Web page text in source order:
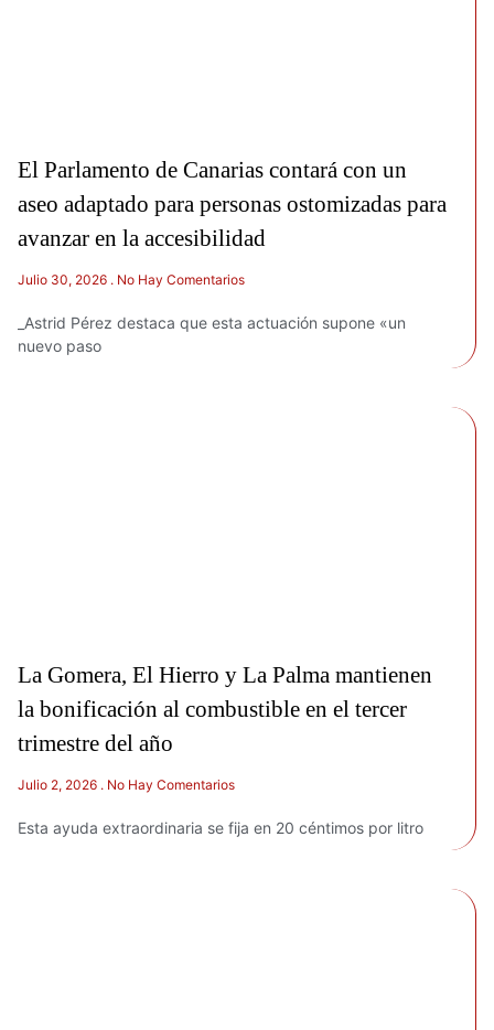
El Parlamento de Canarias contará con un
aseo adaptado para personas ostomizadas para
avanzar en la accesibilidad
Julio 30, 2026 No Hay Comentarios
_Astrid Pérez destaca que esta actuación supone «un
nuevo paso
La Gomera, El Hierro y La Palma mantienen
la bonificación al combustible en el tercer
trimestre del año
Julio 2, 2026 No Hay Comentarios
Esta ayuda extraordinaria se fija en 20 céntimos por litro